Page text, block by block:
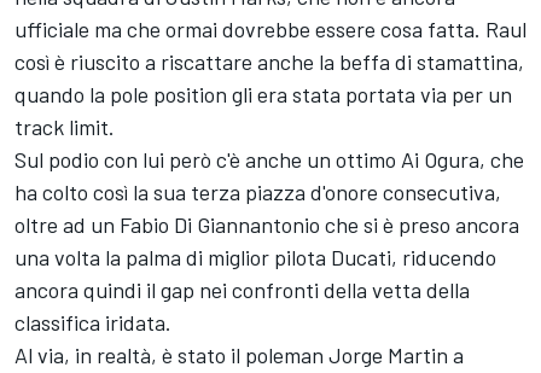
ufficiale ma che ormai dovrebbe essere cosa fatta. Raul
così è riuscito a riscattare anche la beffa di stamattina,
quando la pole position gli era stata portata via per un
track limit.
Sul podio con lui però c'è anche un ottimo Ai Ogura, che
ha colto così la sua terza piazza d'onore consecutiva,
oltre ad un Fabio Di Giannantonio che si è preso ancora
una volta la palma di miglior pilota Ducati, riducendo
ancora quindi il gap nei confronti della vetta della
classifica iridata.
Al via, in realtà, è stato il poleman Jorge Martin a